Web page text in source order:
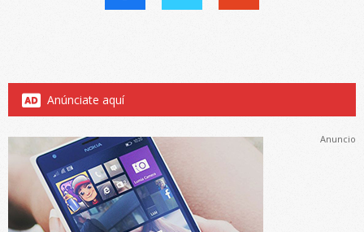
Anúnciate aquí
Anuncio